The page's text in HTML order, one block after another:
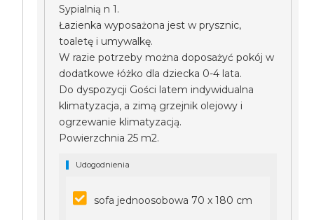
Sypialnią n 1.
Łazienka wyposażona jest w prysznic,
toaletę i umywalkę.
W razie potrzeby można doposażyć pokój w
dodatkowe łóżko dla dziecka 0-4 lata.
Do dyspozycji Gości latem indywidualna
klimatyzacja, a zimą grzejnik olejowy i
ogrzewanie klimatyzacją.
Powierzchnia 25 m2.
Udogodnienia
sofa jednoosobowa 70 x 180 cm